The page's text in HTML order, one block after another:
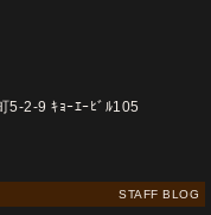
2-9 ｷｮｰｴｰﾋﾞﾙ105
STAFF BLOG